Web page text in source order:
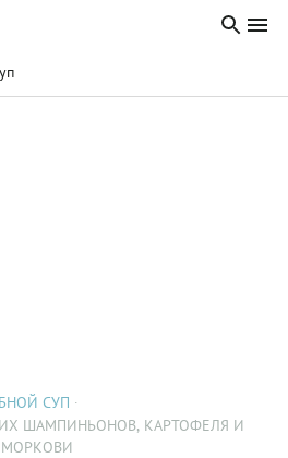
СУП
ШАМПИНЬОНОВ, КАРТОФЕЛЯ И
МОРКОВИ